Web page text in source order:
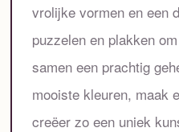
vrolijke vormen en een
puzzelen en plakken
samen een prachtig
mooiste kleuren, maak
creëer zo een uniek